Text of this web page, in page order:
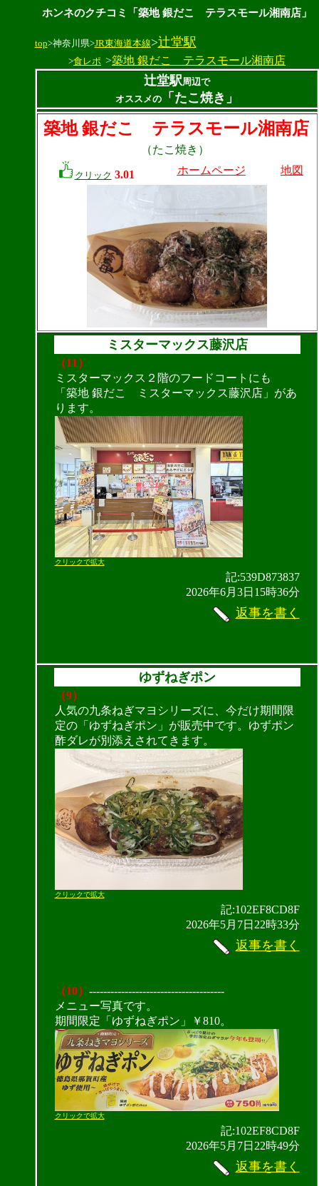
ホンネのクチコミ「築地 銀だこ テラスモール湘南店」
top>神奈川県>JR東海道本線>辻堂駅
>食レポ >築地 銀だこ テラスモール湘南店
辻堂駅周辺で
オススメの
「たこ焼き」
築地 銀だこ テラスモール湘南店
（たこ焼き）
クリック 3.01 ホームページ 地図
ミスターマックス藤沢店
（11）
ミスターマックス２階のフードコートにも
「築地 銀だこ ミスターマックス藤沢店」があ
ります。
クリックで拡大
記:539D873837
2026年6月3日15時36分
返事を書く
ゆずねぎポン
（9）
人気の九条ねぎマヨシリーズに、今だけ期間限
定の「ゆずねぎポン」が販売中です。ゆずポン
酢ダレが別添えされてきます。
クリックで拡大
記:102EF8CD8F
2026年5月7日22時33分
返事を書く
（10） --------------------------------------
メニュー写真です。
期間限定「ゆずねぎポン」￥810。
クリックで拡大
記:102EF8CD8F
2026年5月7日22時49分
返事を書く